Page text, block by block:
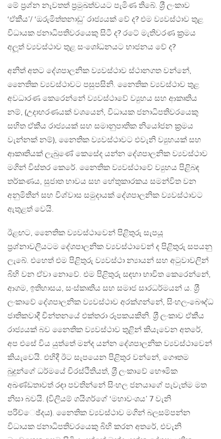
මේ ප‍්‍රශ්න නැවතත් ප‍්‍රමුඛත්වයට පැමිණ තිබේ. ශ‍්‍රී ලංකාව
‘ඒකීය’/ ‘ඔරුමිත්තනාඩු’ රාජ්‍යයක් වේ ද? එම ව්‍යවස්ථාව තුළ
විධායක ජනාධිපතිවරයෙකු සිටී ද? රටේ මැතිවරණ ක‍්‍රමය
අලූත් ව්‍යවස්ථාව තුළ සංශෝධනයට භාජනය වේ ද?
අනිත් අතට දේශපාලනික ව්‍යවස්ථාව ස්ථානගත වන්නේ,
නෛතික ව්‍යවස්ථාවට පසුපසිනි. නෛතික ව්‍යවස්ථාව තුළ
අවධාරණ කෙරෙන්නේ ව්‍යවස්ථාවේ ව්‍යුහය සහ ආකෘතිය
නම්, (උදාහරණයක් වශයෙන්, විධායක ජනාධිපතිවරයෙකු
සහිත ඒකීය රාජ්‍යයක් සහ සමානුපාතික නියෝජන ක‍්‍රමය
වැන්නක් නම්), නෛතික ව්‍යවස්ථාවට එවැනි ව්‍යුහයක් සහ
ආකෘතියක් ලැබුණේ කෙසේද යන්න දේශපාලනික ව්‍යවස්ථාව
මගින් විස්තර කෙරේ. නෛතික ව්‍යවස්ථාවේ ව්‍යුහය පිළිබඳ
තර්කණය, සුජාත භාවය සහ හේතුකාරකය සමන්විත වන
අනුමිතීන් සහ විශ්වාස සමුදායක් දේශපාලනික ව්‍යවස්ථාවට
ඇතුළත් වෙයි.
ඊළඟට, නෛතික ව්‍යවස්ථාවෙන් පිළිතුරු සැපයූ
ප‍්‍රශ්නාවලියටම දේශපාලනික ව්‍යවස්ථාවෙන් ද පිළිතුරු සපයනු
ලැබේ. එහෙත් එම පිළිතුරු ව්‍යවස්ථා න්‍යායන් සහ අටුවාවලින්
බිහි වන ඒවා නොවේ. එම පිළිතුරු සඳහා භාවිත කෙරෙන්නේ,
ආගම, ඉතිහාසය, සංස්කෘතිය සහ සමාජ සාරධර්මයන් ය. ශ‍්‍රී
ලංකාවේ දේශපාලනික ව්‍යවස්ථාව අරක්ගන්නේ, සිංහල-බෞද්ධ
ජාතිකවාදී චින්තනයේ එක්තරා රූපකයකිනි. ශ‍්‍රී ලංකාව ඒකීය
රාජ්‍යයක් බව නෛතික ව්‍යවස්ථාව තුළින් කියැවෙන අතරේ,
අප එසේ විය යුත්තේ මන්ද යන්න දේශපාලනික ව්‍යවස්ථාවෙන්
කියැවෙයි. එහිදී ඊට සැපයෙන පිළිතුර වන්නේ, ගෞතම
බුදුන්ගේ ධර්මයේ චිරස්ථිතියත්, ශ‍්‍රී ලංකාවේ භෞමික
අඛණ්ඩතාවත් රඳා පවතින්නේ සිංහල ජනයාගේ පැවැත්ම මත
නිසා බවයි. (විලියම් ගයිගර්ගේ ‘මහාවංශය’ 7 වැනි
පරිච්ෙඡ්දය). නෛතික ව්‍යවස්ථාව මගින් බලසම්පන්න
විධායක ජනාධිපතිවරයෙකු බිහි කරන අතරේ, එවැනි